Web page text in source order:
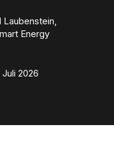
Laubenstein,
Energy
Juli 2026